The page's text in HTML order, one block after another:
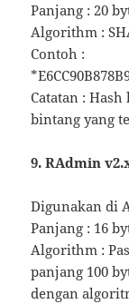
Panjang : 20
Algorithm :
Contoh :
Catatan :
bintang yang
9. RAdmin
Digunakan di
Panjang : 16
Algorithm :
panjang 100
dengan